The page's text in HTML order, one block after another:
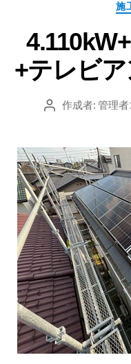
施
+テレビ
作成者:管理者